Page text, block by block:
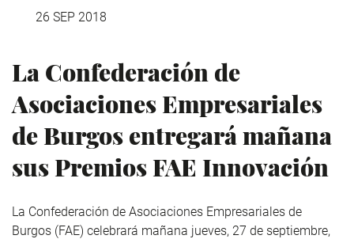
26 SEP 2018
La Confederación de
Asociaciones Empresariales
de Burgos entregará mañana
sus Premios FAE Innovación
La Confederación de Asociaciones Empresariales de
Burgos (FAE) celebrará mañana jueves, 27 de septiembre,